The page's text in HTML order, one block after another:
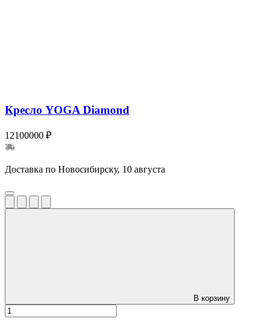
Кресло YOGA Diamond
12100000 ₽
Доставка по Новосибирску, 10 августа
В корзину